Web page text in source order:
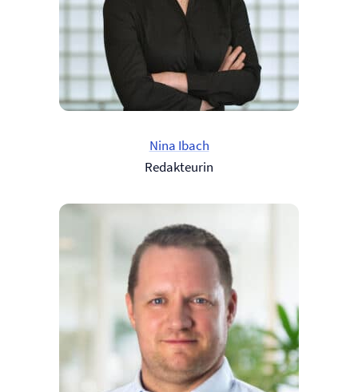
Nina Ibach
Redakteurin